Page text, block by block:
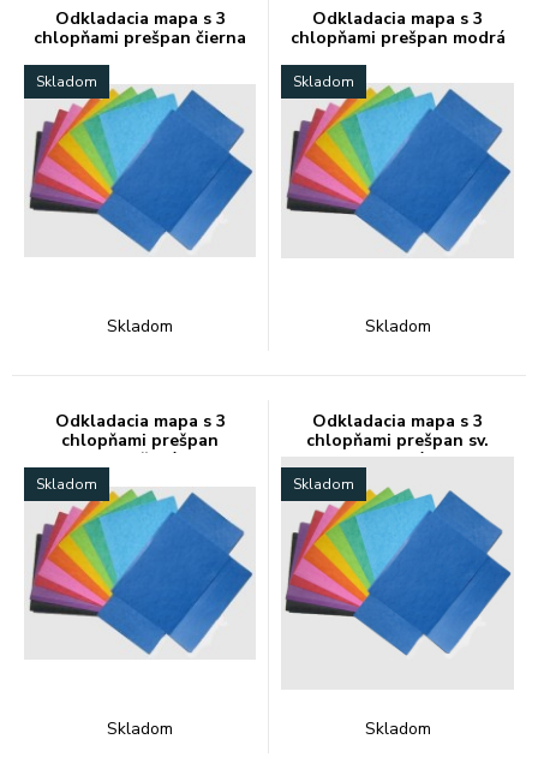
Odkladacia mapa s 3
chlopňami prešpan čierna
Skladom
Skladom
Odkladacia mapa s 3
chlopňami prešpan modrá
Skladom
Skladom
Odkladacia mapa s 3
chlopňami prešpan
oranžová
Skladom
Skladom
Odkladacia mapa s 3
chlopňami prešpan sv.
zelená
Skladom
Skladom